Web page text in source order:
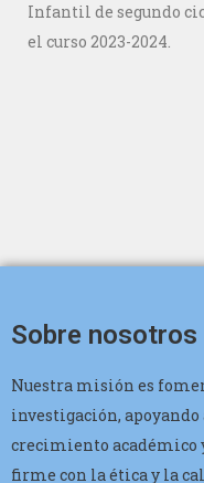
Infantil de segundo
el curso 2023-2024.
Sobre nosotros
Nuestra misión es
investigación,
crecimiento académico
firme con la ética y la